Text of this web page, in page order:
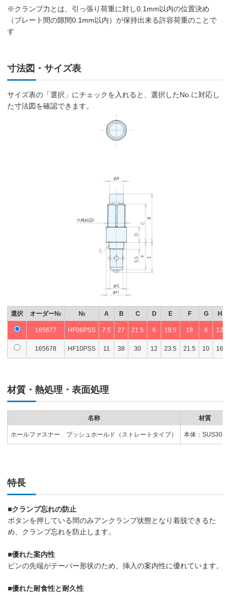
※クランプ力とは、引っ張り荷重に対し0.1mm以内の位置決め
（プレート間の隙間0.1mm以内）が保持出来る許容荷重のことで
す
寸法図・サイズ表
サイズ表の「選択」にチェックを入れると、選択したNo.に対応し
た寸法図を確認できます。
選択 オーダー№ № A B C D E F G H
165677 HF06PSS 7.5 27 21.5 6 19.5 18 6 12
165678 HF10PSS 11 38 30 12 23.5 21.5 10 16
材質・熱処理・表面処理
名称 材質
ホールファスナー プッシュホールド（ストレートタイプ） 本体：SUS303
特長
■クランプ忘れの防止
ボタンを押している間のみアンクランプ状態となり着脱できるた
め、クランプ忘れを防止します。
■優れた案内性
ピンの先端がテーパー形状のため、挿入の案内性に優れています。
■優れた耐食性と耐久性